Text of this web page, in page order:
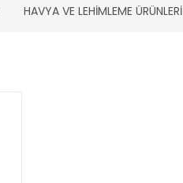
HAVYA VE LEHİMLEME ÜRÜNLERİ